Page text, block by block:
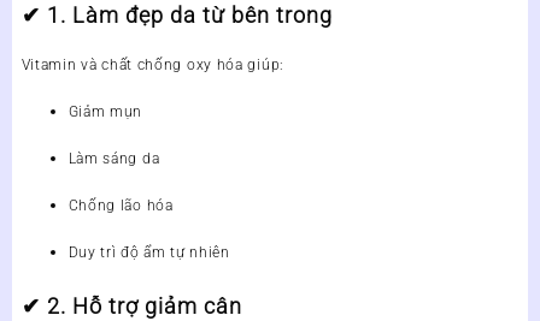
✔ 1. Làm đẹp da từ bên trong
Vitamin và chất chống oxy hóa giúp:
Giảm mụn
Làm sáng da
Chống lão hóa
Duy trì độ ẩm tự nhiên
✔ 2. Hỗ trợ giảm cân